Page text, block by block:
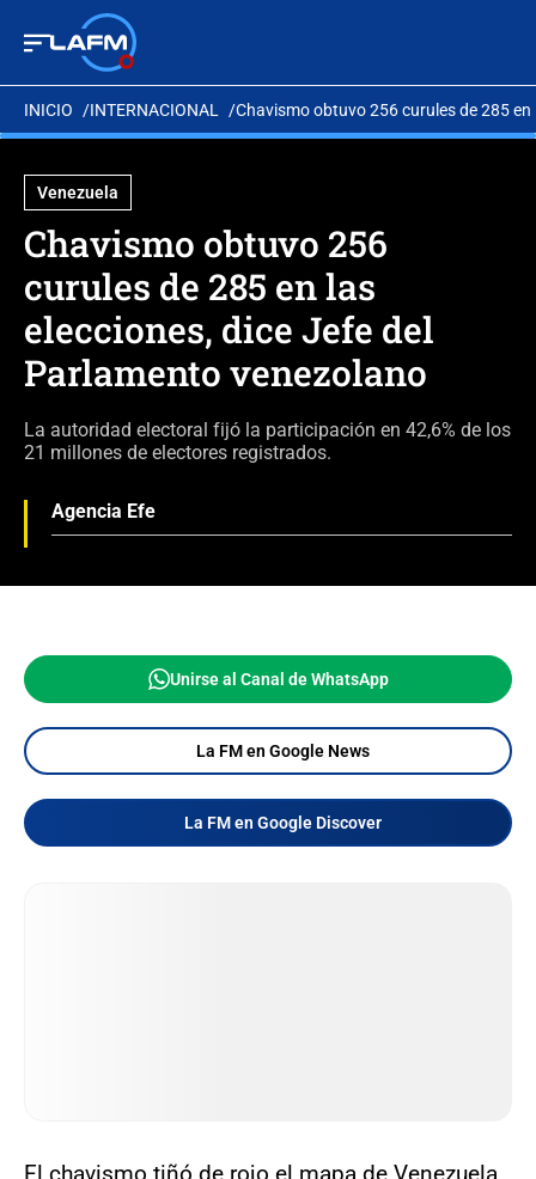
INICIO INTERNACIONAL Chavismo obtuvo 256 curules de 285
Venezuela
Chavismo obtuvo 256
curules de 285 en las
elecciones, dice Jefe del
Parlamento venezolano
La autoridad electoral fijó la participación en 42,6% de los
21 millones de electores registrados.
Agencia Efe
Unirse al Canal de WhatsApp
La FM en Google News
La FM en Google Discover